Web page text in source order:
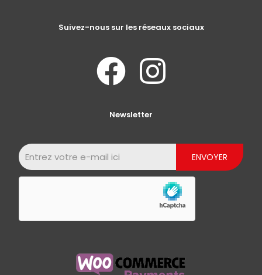
Suivez-nous sur les réseaux sociaux
Newsletter